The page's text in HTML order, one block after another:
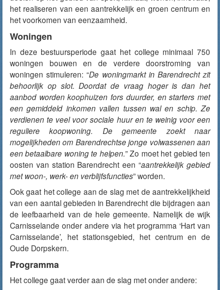
het realiseren van een aantrekkelijk en groen centrum en
het voorkomen van eenzaamheid.
Woningen
In deze bestuursperiode gaat het college minimaal 750
woningen bouwen en de verdere doorstroming van
woningen stimuleren: “De woningmarkt in Barendrecht zit
behoorlijk op slot. Doordat de vraag hoger is dan het
aanbod worden koophuizen fors duurder, en starters met
een gemiddeld inkomen vallen tussen wal en schip. Ze
verdienen te veel voor sociale huur en te weinig voor een
reguliere koopwoning. De gemeente zoekt naar
mogelijkheden om Barendrechtse jonge volwassenen aan
een betaalbare woning te helpen.” Zo moet het gebied ten
oosten van station Barendrecht een “aantrekkelijk gebied
met woon-, werk- en verblijfsfuncties” worden.
Ook gaat het college aan de slag met de aantrekkelijkheid
van een aantal gebieden in Barendrecht die bijdragen aan
de leefbaarheid van de hele gemeente. Namelijk de wijk
Carnisselande onder andere via het programma ‘Hart van
Carnisselande’, het stationsgebied, het centrum en de
Oude Dorpskern.
Programma
Het college gaat verder aan de slag met onder andere: